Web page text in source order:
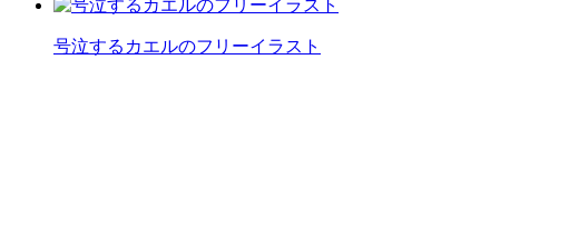
号泣するカエルのフリーイラスト